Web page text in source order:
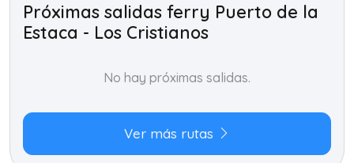
Próximas salidas ferry Puerto de la
Estaca - Los Cristianos
No hay próximas salidas.
Ver más rutas